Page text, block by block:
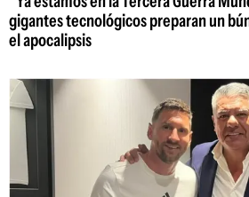
gigantes tecnológicos preparan un
el apocalipsis